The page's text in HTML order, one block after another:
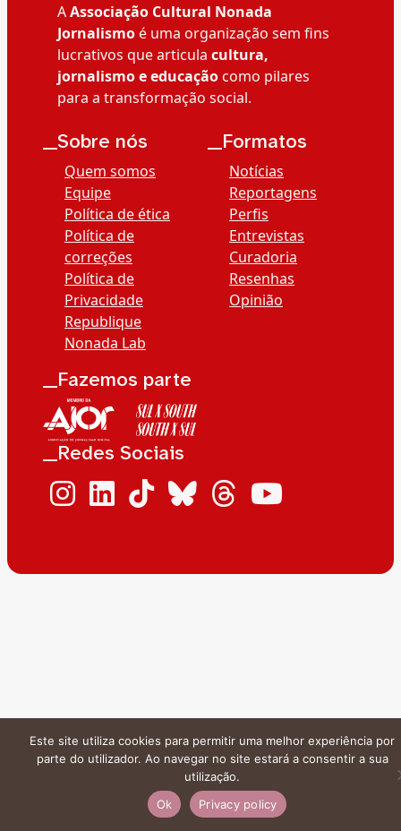
AAssociação Cultural Nonada
Jornalismoé uma organização sem fins
lucrativos que articula cultura,
jornalismo e educaçãocomo pilares
para a transformação social.
__Sobre nós
Quem somos
Equipe
Política de ética
Política de
correções
Política de
Privacidade
Republique
Nonada Lab
__Formatos
Notícias
Reportagens
Perfis
Entrevistas
Curadoria
Resenhas
Opinião
__Fazemos parte
__Redes Sociais
Este site utiliza cookies para permitir uma melhor experiência por
parte do utilizador. Ao navegar no site estará a consentir a sua
utilização.
Ok
Privacy policy